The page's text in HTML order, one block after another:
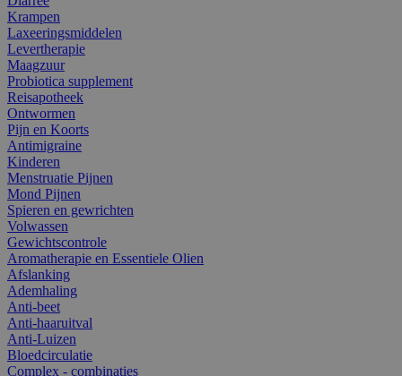
Krampen
Laxeeringsmiddelen
Levertherapie
Maagzuur
Probiotica supplement
Reisapotheek
Ontwormen
Pijn en Koorts
Antimigraine
Kinderen
Menstruatie Pijnen
Mond Pijnen
Spieren en gewrichten
Volwassen
Gewichtscontrole
Aromatherapie en Essentiele Olien
Afslanking
Ademhaling
Anti-beet
Anti-haaruitval
Anti-Luizen
Bloedcirculatie
Complex - combinaties